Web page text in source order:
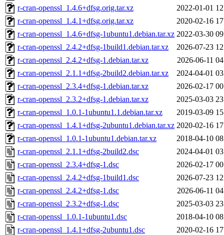
r-cran-openssl_1.4.6+dfsg.orig.tar.xz
2022-01-01
r-cran-openssl_1.4.1+dfsg.orig.tar.xz
2020-02-16
r-cran-openssl_1.4.6+dfsg-1ubuntu1.debian.tar.xz 2022-03-30
r-cran-openssl_2.4.2+dfsg-1build1.debian.tar.xz
2026-07-23
r-cran-openssl_2.4.2+dfsg-1.debian.tar.xz
2026-06-11
r-cran-openssl_2.1.1+dfsg-2build2.debian.tar.xz
2024-04-01
r-cran-openssl_2.3.4+dfsg-1.debian.tar.xz
2026-02-17
r-cran-openssl_2.3.2+dfsg-1.debian.tar.xz
2025-03-03
r-cran-openssl_1.0.1-1ubuntu1.1.debian.tar.xz
2019-03-09
r-cran-openssl_1.4.1+dfsg-2ubuntu1.debian.tar.xz 2020-02-16
r-cran-openssl_1.0.1-1ubuntu1.debian.tar.xz
2018-04-10
r-cran-openssl_2.1.1+dfsg-2build2.dsc
2024-04-01
r-cran-openssl_2.3.4+dfsg-1.dsc
2026-02-17
r-cran-openssl_2.4.2+dfsg-1build1.dsc
2026-07-23
r-cran-openssl_2.4.2+dfsg-1.dsc
2026-06-11
r-cran-openssl_2.3.2+dfsg-1.dsc
2025-03-03
r-cran-openssl_1.0.1-1ubuntu1.dsc
2018-04-10
r-cran-openssl_1.4.1+dfsg-2ubuntu1.dsc
2020-02-16